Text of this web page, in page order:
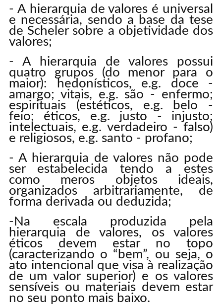
- A hierarquia de valores é universal
e necessária, sendo a base da tese
de Scheler sobre a objetividade dos
valores;
- A hierarquia de valores possui
quatro grupos (do menor para o
maior): hedonísticos, e.g. doce -
amargo; vitais, e.g. são - enfermo;
espirituais (estéticos, e.g. belo -
feio; éticos, e.g. justo - injusto;
intelectuais, e.g. verdadeiro - falso)
e religiosos, e.g. santo - profano;
- A hierarquia de valores não pode
ser estabelecida tendo a estes
como meros objetos ideais,
organizados arbitrariamente, de
forma derivada ou deduzida;
-Na escala produzida pela
hierarquia de valores, os valores
éticos devem estar no topo
(caracterizando o “bem”, ou seja, o
ato intencional que visa à realização
de um valor superior) e os valores
sensíveis ou materiais devem estar
no seu ponto mais baixo.